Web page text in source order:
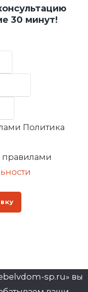
30 минут!
Политика
правилами
sp.ru» вы